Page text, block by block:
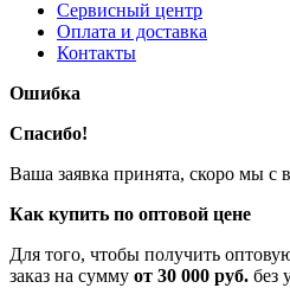
Сервисный центр
Оплата и доставка
Контакты
Ошибка
Спасибо!
Ваша заявка принята, скоро мы с
Как купить по оптовой цене
Для того, чтобы получить
заказ на сумму от 30 000 руб. без